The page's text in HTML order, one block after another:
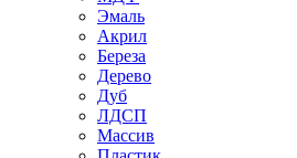
Эмаль
Акрил
Береза
Дерево
Дуб
ЛДСП
Массив